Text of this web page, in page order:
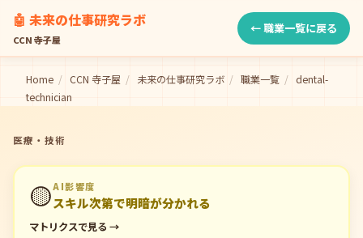
🤖 未来の仕事研究ラボ
CCN 寺子屋
← 職業一覧に戻る
Home / CCN 寺子屋 / 未来の仕事研究ラボ / 職業一覧 / dental-
technician
医療・技術
🟡AI影響度
スキル次第で明暗が分かれる
マトリクスで見る →